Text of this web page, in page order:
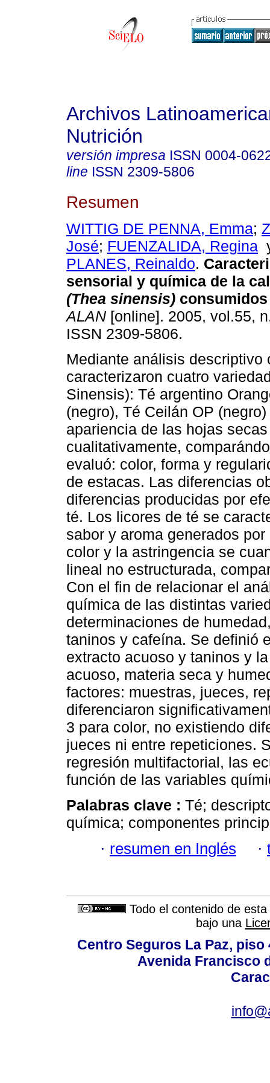
Archivos
Nutrición
versión impresa ISSN 0004-
line ISSN 2309-5806
Resumen
WITTIG DE PENNA, Emma;
José; FUENZALIDA, Regina
PLANES, Reinaldo.
sensorial y química de la
(Thea sinensis)
ALAN [online]. 2005, vol.55,
ISSN 2309-5806.
Mediante análisis descriptivo
caracterizaron cuatro
Sinensis): Té argentino
(negro), Té Ceilán OP
apariencia de las hojas
cualitativamente,
evaluó: color, forma y
de estacas. Las diferencias
diferencias producidas por
té. Los licores de té se
sabor y aroma generados
color y la astringencia se
lineal no estructurada,
Con el fin de relacionar el
química de las distintas
determinaciones de
taninos y cafeína. Se definió
extracto acuoso y taninos y
acuoso, materia seca y
factores: muestras, jueces,
diferenciaron
3 para color, no existiendo
jueces ni entre repeticiones.
regresión multifactorial, las
función de las variables
Palabras clave : Té;
química; componentes
· resumen en Inglés ·
Todo el contenido de
bajo una
Centro Seguros La Paz,
Avenida Francisco